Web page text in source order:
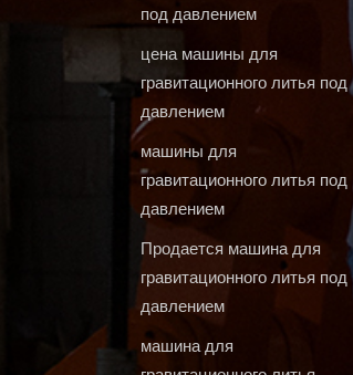
под давлением
цена машины для
гравитационного литья под
давлением
машины для
гравитационного литья под
давлением
Продается машина для
гравитационного литья под
давлением
машина для